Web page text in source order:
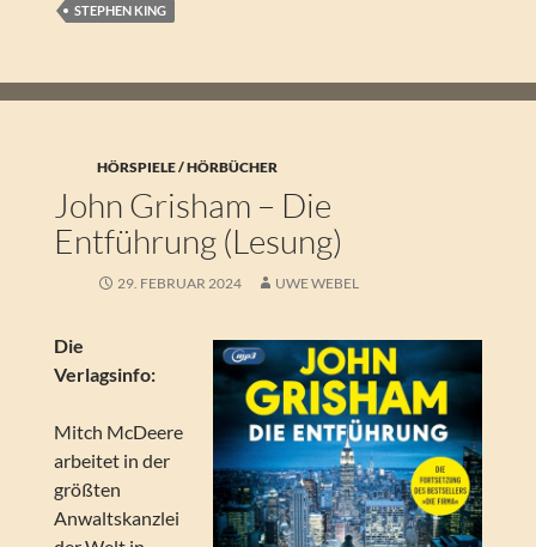
STEPHEN KING
HÖRSPIELE / HÖRBÜCHER
John Grisham – Die
Entführung (Lesung)
29. FEBRUAR 2024 UWE WEBEL
Die
Verlagsinfo:
Mitch McDeere
arbeitet in der
größten
Anwaltskanzlei